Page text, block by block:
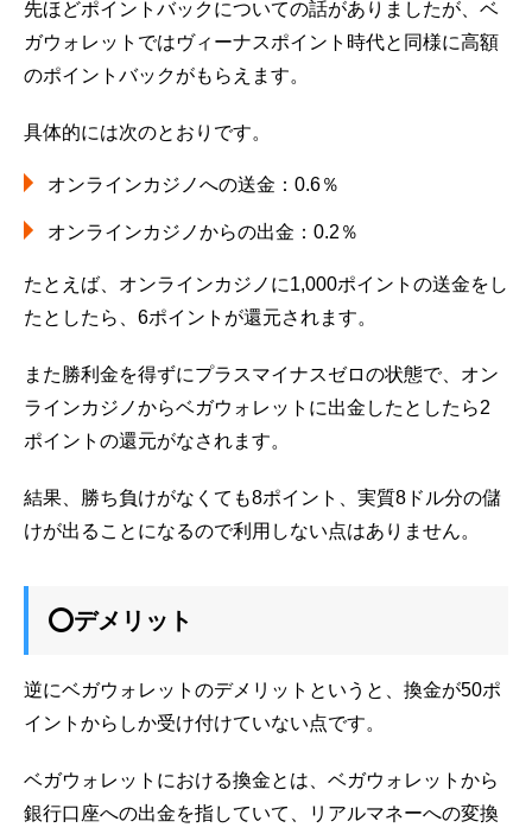
先ほどポイントバックについての話がありましたが、ベ
ガウォレットではヴィーナスポイント時代と同様に高額
のポイントバックがもらえます。
具体的には次のとおりです。
オンラインカジノへの送金：0.6％
オンラインカジノからの出金：0.2％
たとえば、オンラインカジノに1,000ポイントの送金をし
たとしたら、6ポイントが還元されます。
また勝利金を得ずにプラスマイナスゼロの状態で、オン
ラインカジノからベガウォレットに出金したとしたら2
ポイントの還元がなされます。
結果、勝ち負けがなくても8ポイント、実質8ドル分の儲
けが出ることになるので利用しない点はありません。
⭕デメリット
逆にベガウォレットのデメリットというと、換金が50ポ
イントからしか受け付けていない点です。
ベガウォレットにおける換金とは、ベガウォレットから
銀行口座への出金を指していて、リアルマネーへの変換